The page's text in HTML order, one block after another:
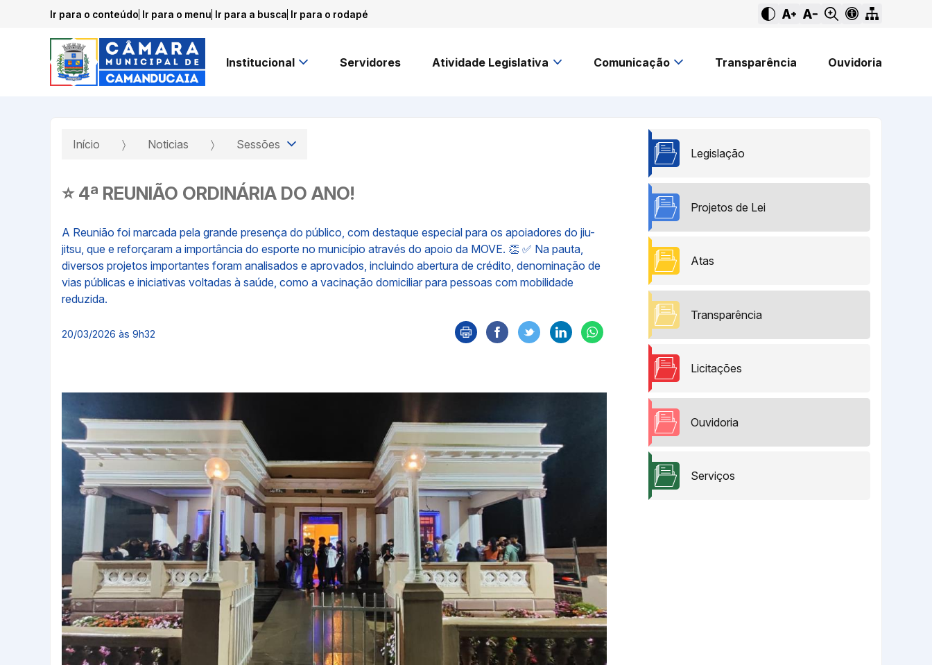
Ir para o conteúdo Ir para o menu Ir para a busca Ir para o rodapé
Institucional Servidores Atividade Legislativa Comunicação Transparência Ouvidoria
Início Noticias Sessões
⭐ 4ª REUNIÃO ORDINÁRIA DO ANO!
A Reunião foi marcada pela grande presença do público, com destaque especial para os apoiadores do jiu-
jitsu, que e reforçaram a importância do esporte no município através do apoio da MOVE. 👏 ✅ Na pauta,
diversos projetos importantes foram analisados e aprovados, incluindo abertura de crédito, denominação de
vias públicas e iniciativas voltadas à saúde, como a vacinação domiciliar para pessoas com mobilidade
reduzida.
20/03/2026 às 9h32
Legislação
Projetos de Lei
Atas
Transparência
Licitações
Ouvidoria
Serviços